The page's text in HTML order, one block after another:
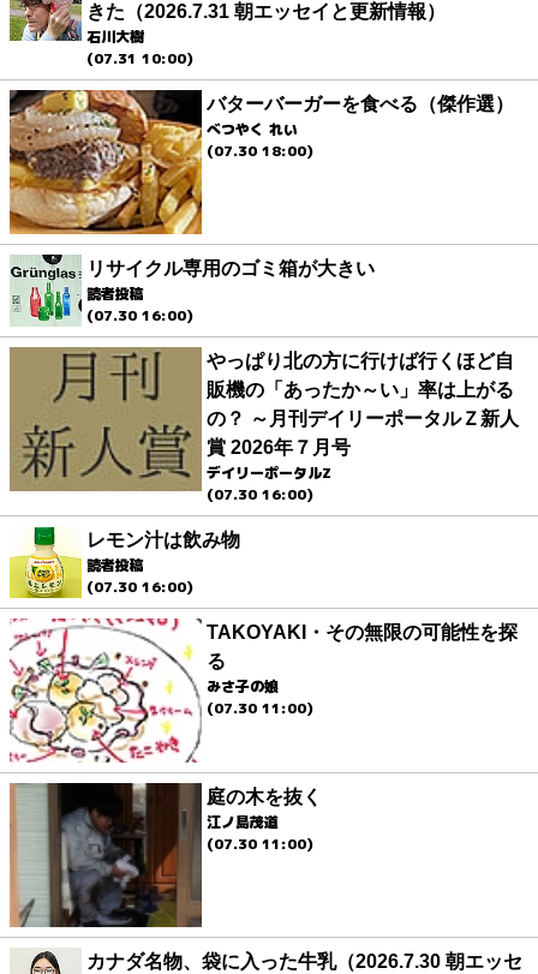
きた（2026.7.31 朝エッセイと更新情報）
石川大樹
(07.31 10:00)
バターバーガーを食べる（傑作選）
べつやく れい
(07.30 18:00)
リサイクル専用のゴミ箱が大きい
読者投稿
(07.30 16:00)
やっぱり北の方に行けば行くほど自
販機の「あったか～い」率は上がる
の？ ～月刊デイリーポータルＺ新人
賞 2026年７月号
デイリーポータルZ
(07.30 16:00)
レモン汁は飲み物
読者投稿
(07.30 16:00)
TAKOYAKI・その無限の可能性を探
る
みさ子の娘
(07.30 11:00)
庭の木を抜く
江ノ島茂道
(07.30 11:00)
カナダ名物、袋に入った牛乳（2026.7.30 朝エッセ